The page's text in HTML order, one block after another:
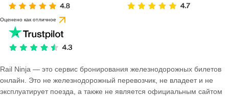
Оценено как отличное
Rail Ninja — это сервис бронирования железнодорожных билетов
онлайн. Это не железнодорожный перевозчик, не владеет и не
эксплуатирует поезда, а также не является официальным сайтом